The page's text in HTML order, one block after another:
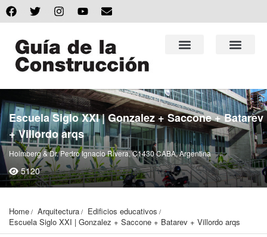
Escuela Siglo XXI | Gonzalez + Saccone + Batarev
+ Villordo arqs
Holmberg & Dr. Pedro Ignacio Rivera, C1430 CABA, Argentina
5120
Home Arquitectura
Edificios educativos
Escuela Siglo XXI | Gonzalez + Saccone + Batarev + Villordo arqs